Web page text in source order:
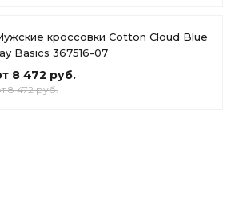
кроссовки Cotton Cloud Blue
Basics 367516-07
8 472 руб.
8 472 руб.